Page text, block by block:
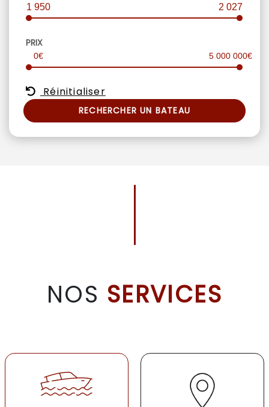
1 950 2 027
PRIX
0€ 5 000 000€
Réinitialiser
RECHERCHER UN BATEAU
NOS SERVICES